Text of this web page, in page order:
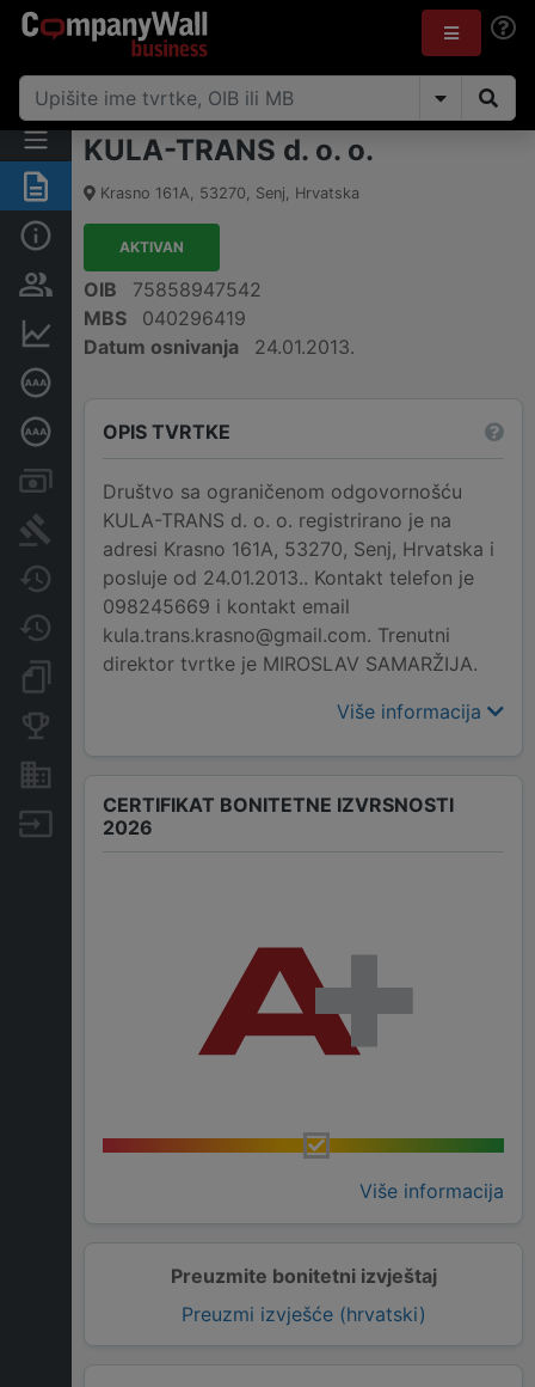
Sažetak
Osobe i vlasništvo
Dubinska bonitetna ocjena
Računi i blokade
Sudske objave
Javne nabavke
Promjene
Dokumenti i objave
Nekretnine i imovina
Izvoz
KULA-TRANS d. o. o.
Krasno 161A, 53270, Senj, Hrvatska
AKTIVAN
OIB
75858947542
MBS
040296419
Datum osnivanja
24.01.2013.
OPIS TVRTKE
Društvo sa ograničenom odgovornošću
KULA-TRANS d. o. o. registrirano je na
adresi Krasno 161A, 53270, Senj, Hrvatska i
posluje od 24.01.2013.. Kontakt telefon je
098245669 i kontakt email
kula.trans.krasno@gmail.com. Trenutni
direktor tvrtke je MIROSLAV SAMARŽIJA.
Više informacija
CERTIFIKAT BONITETNE IZVRSNOSTI
2026
Više informacija
Preuzmite bonitetni izvještaj
Preuzmi izvješće (hrvatski)